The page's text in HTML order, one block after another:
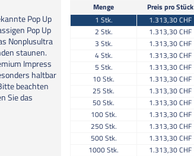
Pop Up
Pop Up
Nonplusultra
staunen.
Impress
haltbar
beachten
Sie das
Menge
Preis pro Stück
1 Stk.
1.313,30 CHF
2 Stk.
1.313,30 CHF
3 Stk.
1.313,30 CHF
4Stk.
1.313,30 CHF
5 Stk.
1.313,30 CHF
10Stk.
1.313,30 CHF
25 Stk.
1.313,30 CHF
50Stk.
1.313,30 CHF
100Stk.
1.313,30 CHF
250Stk.
1.313,30 CHF
500Stk.
1.313,30 CHF
1000Stk. 1.313,30 CHF